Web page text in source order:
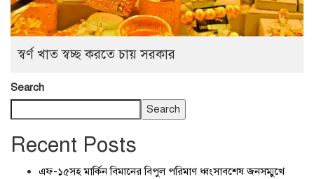
স্বর্ণ খাত স্বচ্ছ করতে চায় সরকার
Search
Search
Recent Posts
এফ-১৫সহ মার্কিন বিমানের বিপুল পরিমাণ ধ্বংসাবশেষ জনসম্মুখে